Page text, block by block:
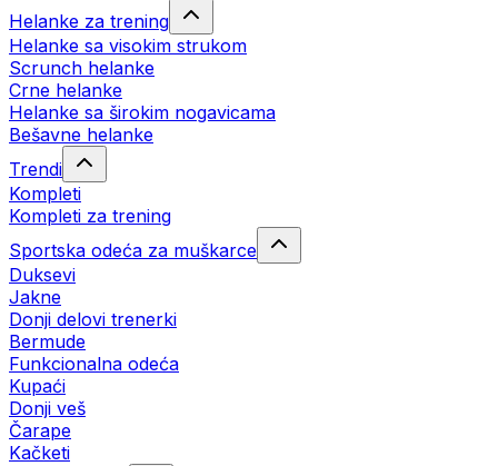
Helanke za trening
Helanke sa visokim strukom
Scrunch helanke
Crne helanke
Helanke sa širokim nogavicama
Bešavne helanke
Trendi
Kompleti
Kompleti za trening
Sportska odeća za muškarce
Duksevi
Jakne
Donji delovi trenerki
Bermude
Funkcionalna odeća
Kupaći
Donji veš
Čarape
Kačketi